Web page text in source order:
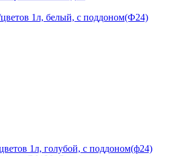
1л, белый, с поддоном(Ф24)